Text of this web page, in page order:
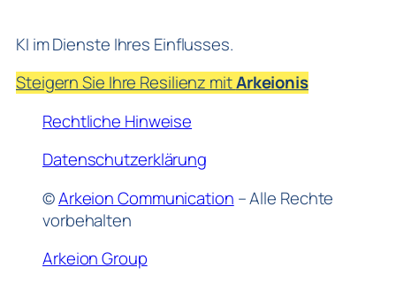
KI im Dienste Ihres Einflusses.
Steigern Sie Ihre Resilienz mitArkeionis
Rechtliche Hinweise
Datenschutzerklärung
©Arkeion Communication – Alle Rechte
vorbehalten
Arkeion Group